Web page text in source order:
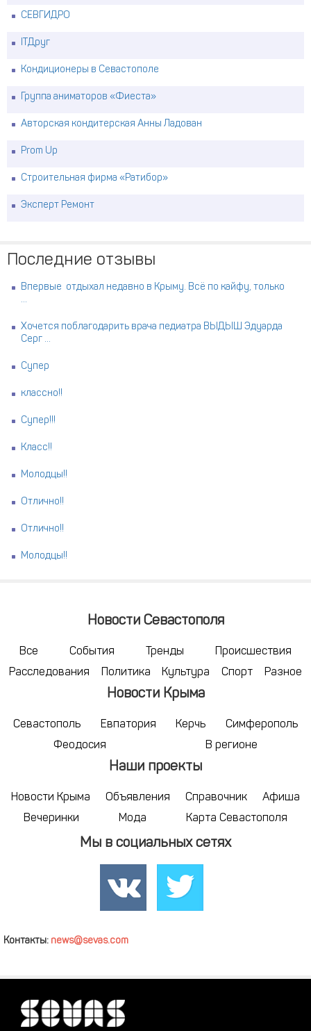
СЕВГИДРО
ITДруг
Кондиционеры в Севастополе
Группа аниматоров «Фиеста»
Авторская кондитерская Анны Ладован
Prom Up
Строительная фирма «Ратибор»
Эксперт Ремонт
Последние отзывы
Впервые отдыхал недавно в Крыму. Всё по кайфу, только
...
Хочется поблагодарить врача педиатра ВЫДЫШ Эдуарда
Серг ...
Супер
классно!!
Супер!!!
Класс!!
Молодцы!!
Отлично!!
Отлично!!
Молодцы!!
Новости Севастополя
Все События Тренды
Происшествия
Расследования
Политика Культура Спорт Разное
Новости Крыма
Севастополь Евпатория Керчь
Симферополь
Феодосия
В регионе
Наши проекты
Новости Крыма Объявления Справочник
Афиша
Вечеринки
Мода Карта Севастополя
Мы в социальных сетях
Контакты: news@sevas.com